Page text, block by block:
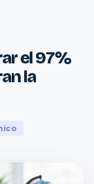
el 97%
la